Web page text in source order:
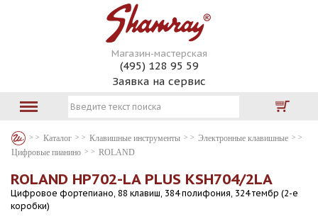
Магазин-мастерская
(495) 128 95 59
Заявка на сервис
Каталог Клавишные инструменты
Электронные клавишные
Цифровые пианино
ROLAND
ROLAND HP702-LA PLUS KSH704/2LA
Цифровое фортепиано, 88 клавиш, 384 полифония, 324 тембр (2-е
коробки)